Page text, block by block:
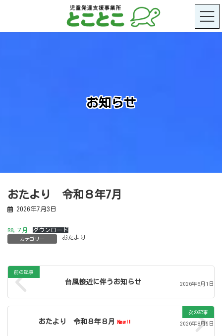
ツ
シ
お知らせ
おたより 令和８年7月
2026年7月3日
R8,７月 ダウンロード
カテゴリー おたより
前の記事
台風接近に伴うお知らせ 2026年6月1日
次の記事
おたより 令和８年８月 New!! 2026年8月5日